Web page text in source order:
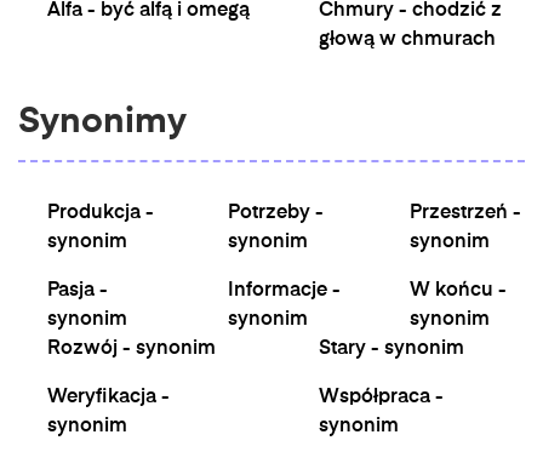
Alfa - być alfą i omegą
Chmury - chodzić z
głową w chmurach
Synonimy
Produkcja -
synonim
Pasja -
synonim
Potrzeby -
synonim
Informacje -
synonim
Przestrzeń -
synonim
W końcu -
synonim
Rozwój - synonim
Weryfikacja -
synonim
Stary - synonim
Współpraca -
synonim